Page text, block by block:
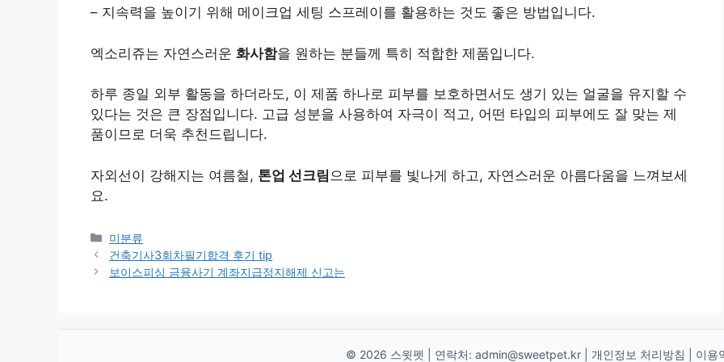
– 지속력을 높이기 위해 메이크업 세팅 스프레이를 활용하는 것도 좋은 방법입니다.
엑소리쥬는 자연스러운 화사함을 원하는 분들께 특히 적합한 제품입니다.
하루 종일 외부 활동을 하더라도, 이 제품 하나로 피부를 보호하면서도 생기 있는 얼굴을 유지할 수
있다는 것은 큰 장점입니다. 고급 성분을 사용하여 자극이 적고, 어떤 타입의 피부에도 잘 맞는 제
품이므로 더욱 추천드립니다.
자외선이 강해지는 여름철, 톤업 선크림 으로 피부를 빛나게 하고, 자연스러운 아름다움을 느껴보세
요.
Categories
미분류
건축기사3회차필기합격 후기 tip
보이스피싱 금융사기 계좌지급정지해제 신고는
© 2026 스윗펫 | 연락처: admin@sweetpet.kr| 개인정보 처리방침 이용